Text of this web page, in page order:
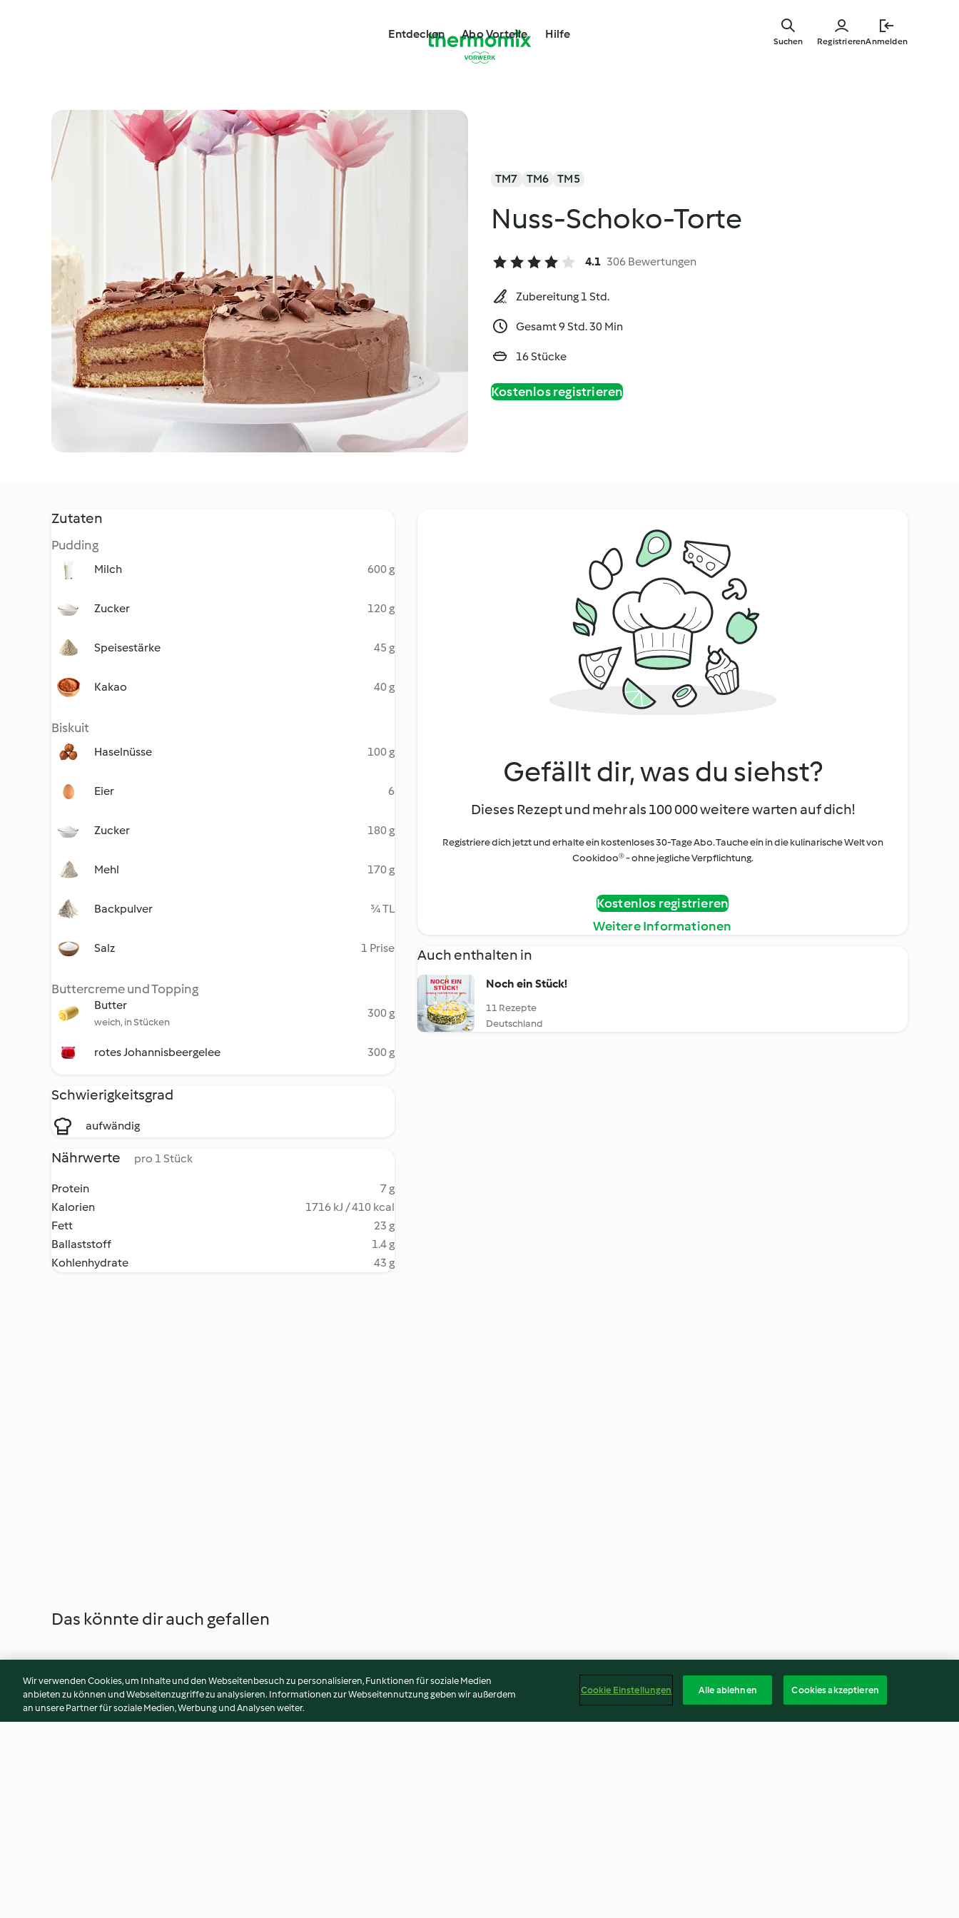
springen
Entdecken Abo Vorteile Hilfe
RegistrierenAnmelden
Suchen
TM7 TM6 TM5
Nuss-Schoko-Torte
4.1 306 Bewertungen
Zubereitung 1 Std.
Gesamt 9 Std. 30 Min
16 Stücke
Kostenlos registrieren
Zutaten
Pudding
Milch 600 g
Zucker 120 g
Speisestärke 45 g
Kakao 40 g
Biskuit
Haselnüsse 100 g
Eier 6
Zucker 180 g
Mehl 170 g
Backpulver ¾ TL
Salz 1 Prise
Buttercreme und Topping
Butter
weich, in Stücken
300 g
rotes Johannisbeergelee 300 g
Schwierigkeitsgrad
aufwändig
Nährwerte pro 1 Stück
Protein
7 g
Kalorien
1716 kJ / 410 kcal
Fett
23 g
Ballaststoff
1.4 g
Kohlenhydrate
43 g
Gefällt dir, was du siehst?
Dieses Rezept und mehr als 100 000 weitere warten auf dich!
Registriere dich jetzt und erhalte ein kostenloses 30-Tage Abo. Tauche ein in die kulinarische Welt von
Cookidoo® - ohne jegliche Verpflichtung.
Kostenlos registrieren
Weitere Informationen
Auch enthalten in
Noch ein Stück!
11 Rezepte
Deutschland
Das könnte dir auch gefallen
Wir verwenden Cookies, um Inhalte und den Webseitenbesuch zu personalisieren, Funktionen für soziale Medien
anbieten zu können und Webseitenzugriffe zu analysieren. Informationen zur Webseitennutzung geben wir außerdem
an unsere Partner für soziale Medien, Werbung und Analysen weiter.
Cookie Einstellungen Alle ablehnen Cookies akzeptieren